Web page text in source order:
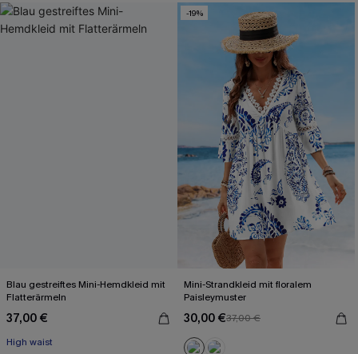
Blau gestreiftes Mini-Hemdkleid mit
Flatterärmeln
37,00 €
High waist
-19%
Mini-Strandkleid mit floralem
Paisleymuster
30,00 €37,00 €